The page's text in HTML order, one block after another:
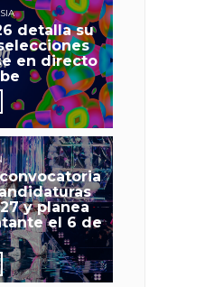
detalla su
en directo
y planea
el 6 de